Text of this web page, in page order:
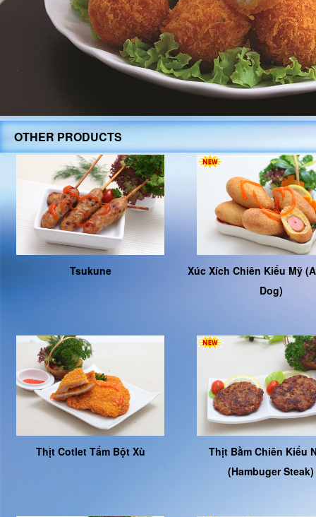
OTHER PRODUCTS
Tsukune
Xúc Xích Chiên Kiểu Mỹ
Dog)
Thịt Cotlet Tẩm Bột Xù
Thịt Bằm Chiên Kiểu
(Hambuger Steak)